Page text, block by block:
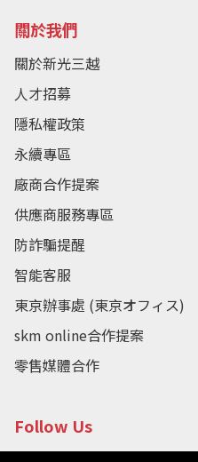
關於我們
關於新光三越
人才招募
隱私權政策
永續專區
廠商合作提案
供應商服務專區
防詐騙提醒
智能客服
東京辦事處 (東京オフィス)
skm online合作提案
零售媒體合作
Follow Us